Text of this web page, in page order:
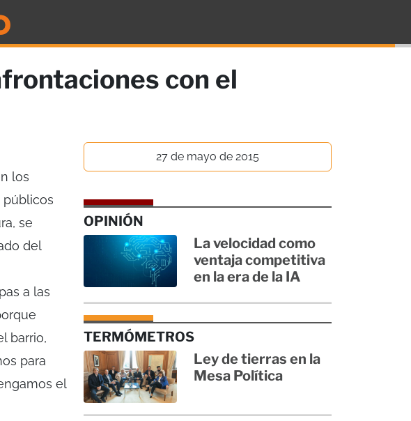
con el
los
públicos
se
del
a las
barrio,
para
el
27 de mayo de 2015
OPINIÓN
La velocidad como
ventaja competitiva
en la era de la IA
TERMÓMETROS
Ley de tierras en la
Mesa Política